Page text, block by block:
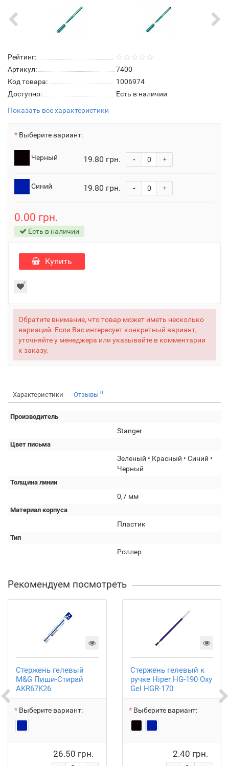
Рейтинг:
Артикул:
7400
Код товара:
1006974
Доступно:
Есть в наличии
Показать все характеристики
Выберите вариант:
Черный 19.80 грн. +
-
Синий 19.80 грн. +
-
0.00 грн.
Есть в наличии
Купить
Обратите внимание, что товар может иметь несколько
вариаций. Если Вас интересует конкретный вариант,
уточняйте у менеджера или указывайте в комментарии
к заказу.
Характеристики Отзывы 0
Производитель
Stanger
Цвет письма
Зеленый • Красный • Синий •
Черный
Толщина линии
0,7 мм
Материал корпуса
Пластик
Тип
Роллер
Рекомендуем посмотреть
Стержень гелевый
M&G Пиши-Стирай
AKR67K26
Выберите вариант:
26.50 грн.
Стержень гелевый к
ручке Hiper HG-190 Oxy
Gel HGR-170
Выберите вариант:
2.40 грн.